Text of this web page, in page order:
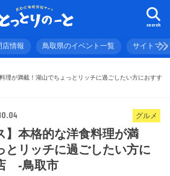
search
店情報 鳥取県のイベント一覧 サイトマッ
理が満載！湖山でちょっとリッチに過ごしたい方におすす
グルメ
】本格的な洋食料理が満
とリッチに過ごしたい方に
-鳥取市